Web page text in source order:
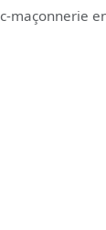
maçonnerie